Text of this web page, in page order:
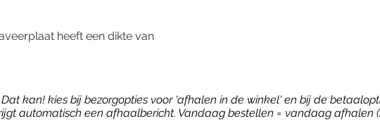
heeft een dikte van
kan! kies bij bezorgopties voor 'afhalen in de winkel' en bij de
automatisch een afhaalbericht. Vandaag bestellen = vandaag afhalen